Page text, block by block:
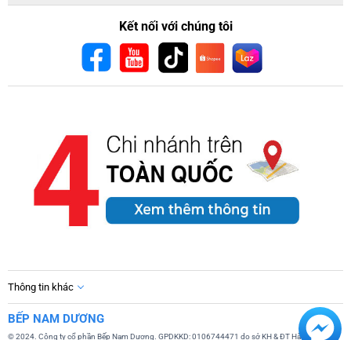
Kết nối với chúng tôi
Thông tin khác
BẾP NAM DƯƠNG
© 2024. Công ty cổ phần Bếp Nam Dương. GPDKKD: 0106744471 do sở KH & ĐT Hà Nội cấp